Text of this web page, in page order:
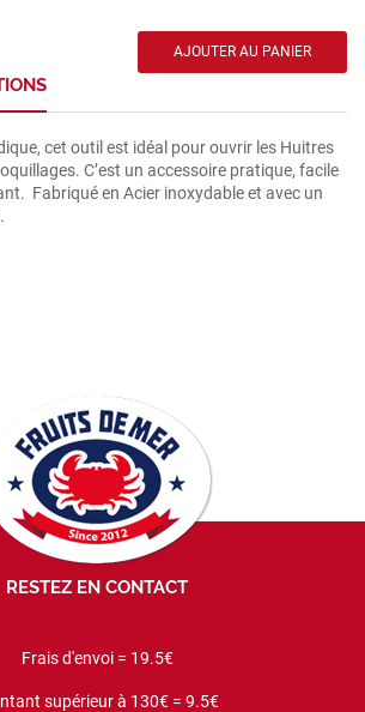
cet outil est idéal pour ouvrir les Huitres
C’est un accessoire pratique, facile
Fabriqué en Acier inoxydable et avec un
RESTEZ EN CONTACT
Frais d'envoi = 19.5€
supérieur à 130€ = 9.5€